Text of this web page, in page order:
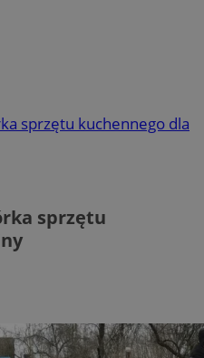
sprzętu kuchennego dla
sprzętu